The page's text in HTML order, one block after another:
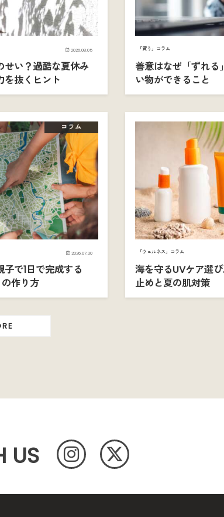
2026.08.05
せい？過酷な夏休み
を抜くヒント
「買う」コラム
善意はなぜ「ずれる
い物ができること
コラム
2026.07.30
で1日で完成する
の作り方
「ウェルネス」コラム
海を守るUVケア選
止めと夏の肌対策
US